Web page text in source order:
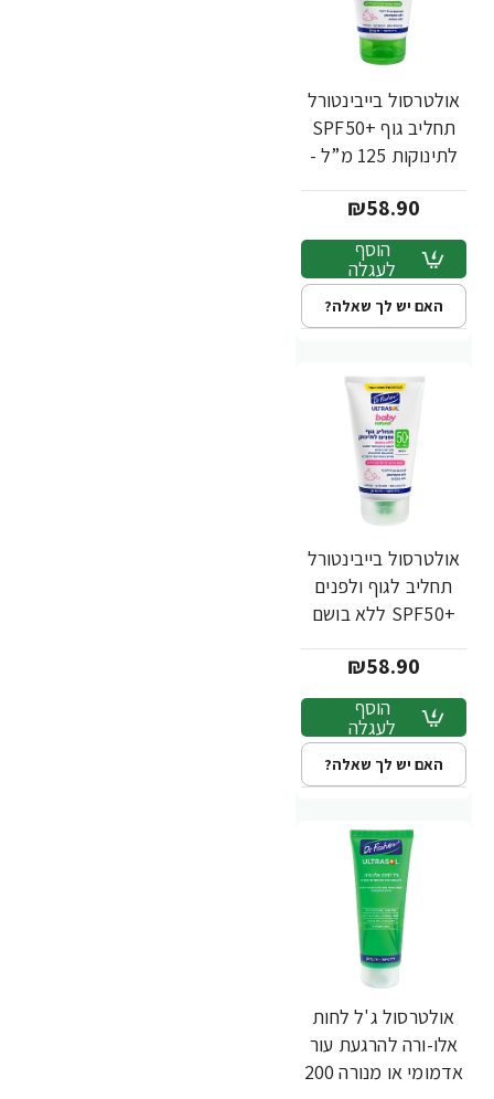
אולטרסול בייבינטורל
תחליב גוף +SPF50
לתינוקות 125 מ”ל -
₪58.90
הוסף
לעגלה
האם יש לך שאלה?
אולטרסול בייבינטורל
תחליב לגוף ולפנים
+SPF50 ללא בושם
₪58.90
הוסף
לעגלה
האם יש לך שאלה?
אולטרסול ג'ל לחות
אלו-ורה להרגעת עור
אדמומי או מנורה 200